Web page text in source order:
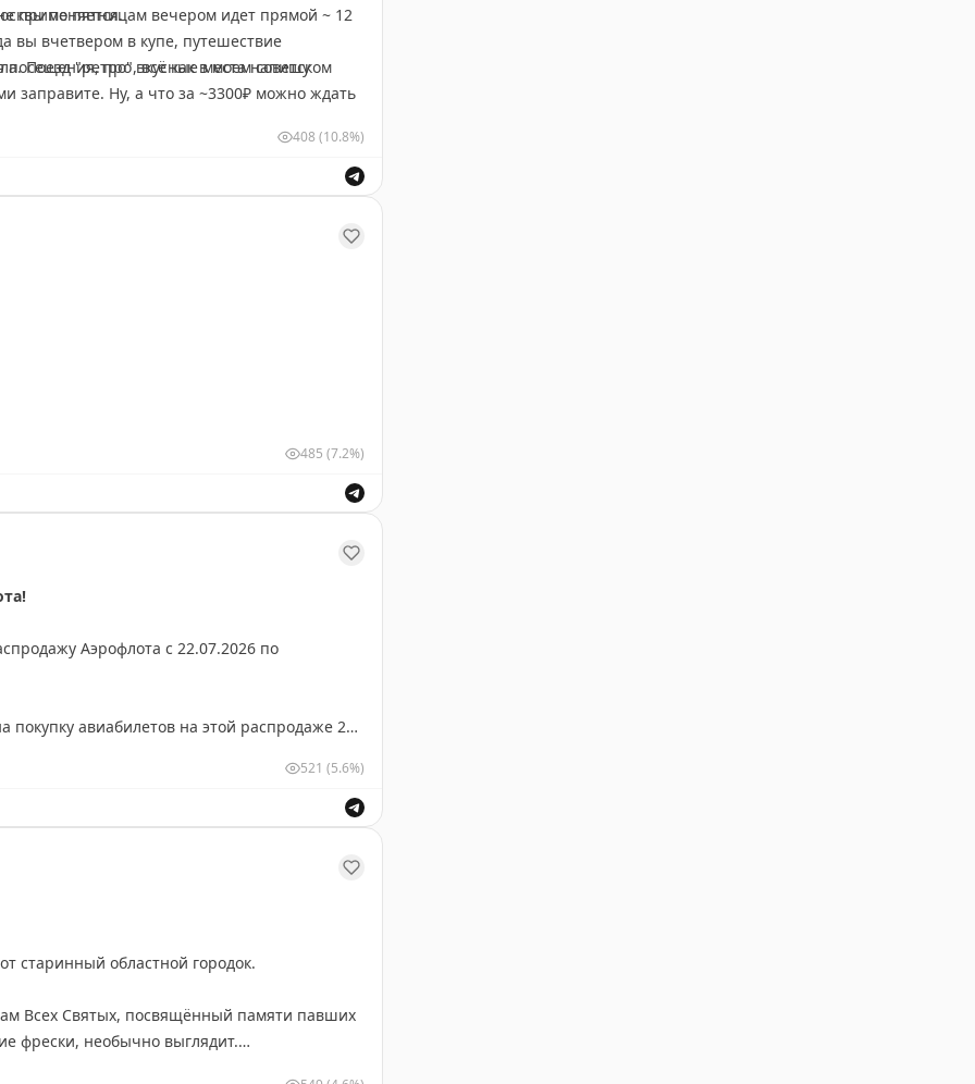
по пятницам вечером идет прямой ~ 12
вы вчетвером в купе, путешествие
Поезд "ретро", всё как в моем советском
заправите. Ну, а что за ~3300₽ можно ждать
применяется.
посещения, про вкусные места напишу
408 (10.8%)
485 (7.2%)
Аэрофлота с 22.07.2026 по
покупку авиабилетов на этой распродаже 2
- до 3000 ₽ на авиабилеты туда-
обратно с датами вылета с 20.08.2026 по
521 (5.6%)
старинный областной городок.
Всех Святых, посвящённый памяти павших
фрески, необычно выглядит.